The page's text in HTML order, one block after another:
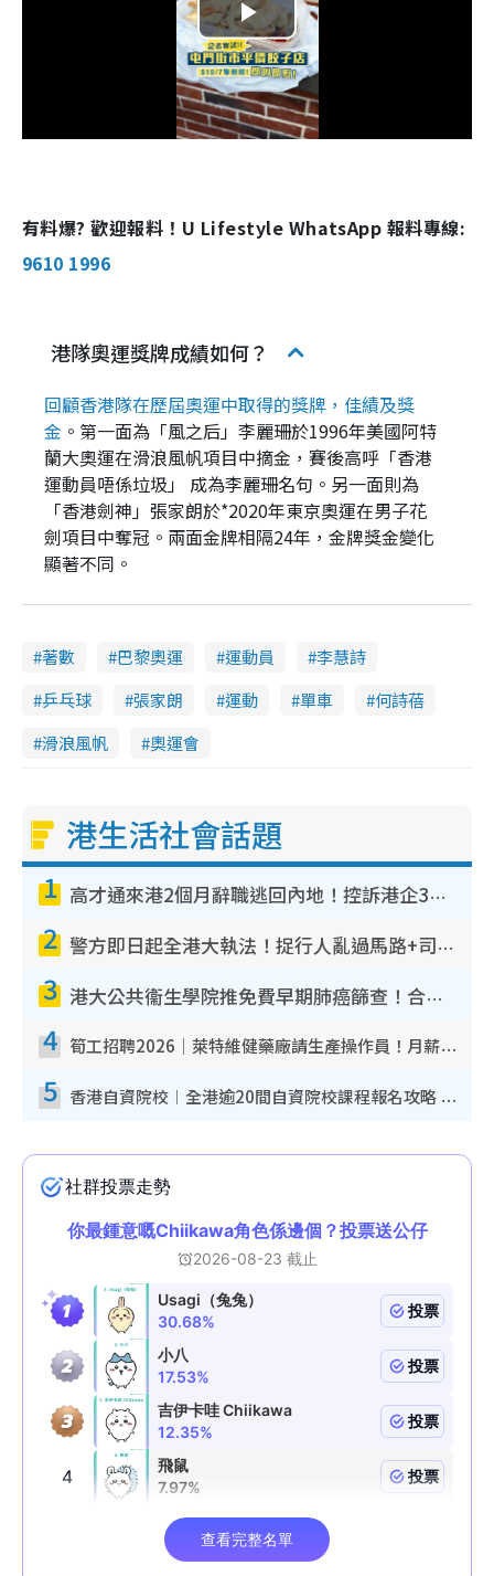
P
l
a
V
o
有料爆? 歡迎報料！U Lifestyle WhatsApp 報料專線:
9610 1996
港隊奧運獎牌成績如何？
回顧香港隊在歷屆奧運中取得的獎牌，佳績及獎
金 。第一面為「風之后」李麗珊於1996年美國阿特
蘭大奧運在滑浪風帆項目中摘金，賽後高呼「香港
運動員唔係垃圾」 成為李麗珊名句。另一面則為
「香港劍神」張家朗於*2020年東京奧運在男子花
劍項目中奪冠。兩面金牌相隔24年，金牌獎金變化
顯著不同。
著數 巴黎奧運 運動員
李慧詩
乒乓球
張家朗 運動 單車
何詩蓓
滑浪風帆
奧運會
港生活社會話題
1 高才通來港2個月辭職逃回內地！控訴港企3宗罪 歎微管理極窒息
2 警方即日起全港大執法！捉行人亂過馬路+司機不專注駕駛！亂過馬路罰$2000
3 港大公共衞生學院推免費早期肺癌篩查！合資格人士將獲全額資助定期血液化驗／電腦斷層掃描／風險評估
4 筍工招聘2026｜萊特維健藥廠請生產操作員！月薪高達$1.7萬 冷氣廠房/五天工作/保證雙糧
5 香港自資院校︱全港逾20間自資院校課程報名攻略 留位費可退/申請日期/報名連結